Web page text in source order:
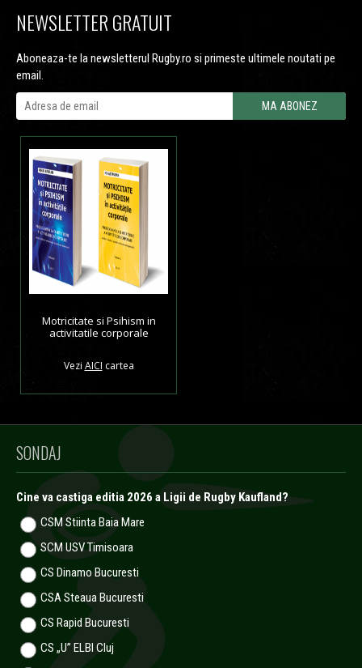
NEWSLETTER GRATUIT
Aboneaza-te la newsletterul Rugby.ro si primeste ultimele noutati pe
email.
Motricitate si Psihism in
activitatile corporale
Vezi AICI cartea
SONDAJ
Cine va castiga editia 2026 a Ligii de Rugby Kaufland?
CSM Stiinta Baia Mare
SCM USV Timisoara
CS Dinamo Bucuresti
CSA Steaua Bucuresti
CS Rapid Bucuresti
CS „U” ELBI Cluj